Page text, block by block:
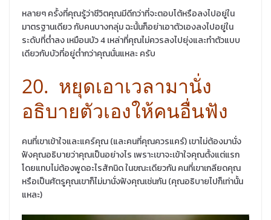
หลายๆ ครั้งที่คุณรู้ว่าชีวิตคุณมีดีกว่าที่จะตอบโต้หรือลงไปอยู่ใน
มาตรฐานเดียว กับคนบางกลุ่ม ฉะนั้นก็อย่าเอาตัวเองลงไปอยู่ใน
ระดับที่ต่ำลง เหมือนบัว 4 เหล่าที่คุณไม่ควรลงไปยุ่งและทำตัวแบบ
เดียวกับบัวที่อยู่ต่ำกว่าคุณนั่นแหละ ครับ
20. หยุดเอาเวลามานั่ง
อธิบายตัวเองให้คนอื่นฟัง
คนที่เขาเข้าใจและแคร์คุณ (และคนที่คุณควรแคร์) เขาไม่ต้องมานั่ง
ฟังคุณอธิบายว่าคุณเป็นอย่างไร เพราะเขาจะเข้าใจคุณตั้งแต่แรก
โดยแทบไม่ต้องพูดอะไรสักนิด ในขณะเดียวกัน คนที่เขาเกลียดคุณ
หรือเป็นศัตรูคุณเขาก็ไม่มานั่งฟังคุณเช่นกัน (คุณอธิบายไปก็เท่านั้น
แหละ)